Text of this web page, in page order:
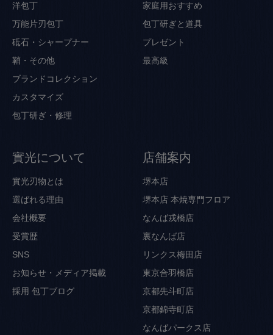
洋包丁
万能片刃包丁
砥石・シャープナー
鞘・その他
ブランドコレクション
カスタマイズ
包丁研ぎ・修理
家庭用おすすめ
包丁研ぎと道具
プレゼント
最高級
實光について
實光刃物とは
選ばれる理由
会社概要
受賞歴
SNS
お知らせ・メディア掲載
採用 包丁ブログ
店舗案内
堺本店
堺本店 本焼専門フロア
なんば戎橋店
裏なんば店
リンクス梅田店
東京合羽橋店
京都先斗町店
京都錦寺町店
なんばパークス店